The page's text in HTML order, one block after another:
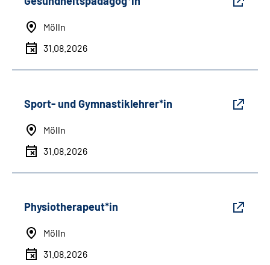
Mölln
31.08.2026
Sport- und Gymnastiklehrer*in
Mölln
31.08.2026
Physiotherapeut*in
Mölln
31.08.2026